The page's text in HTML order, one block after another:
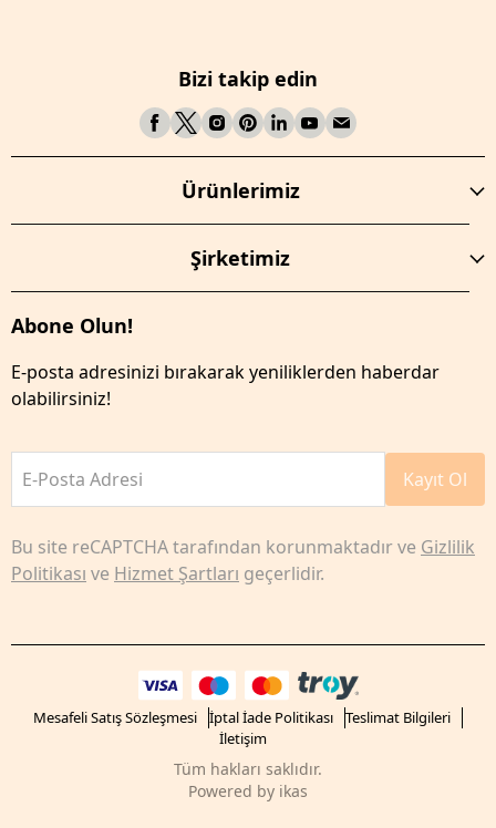
Bizi takip edin
Ürünlerimiz
Şirketimiz
Abone Olun!
E-posta adresinizi bırakarak yeniliklerden haberdar
olabilirsiniz!
E-Posta Adresi Kayıt Ol
Bu site reCAPTCHA tarafından korunmaktadır ve Gizlilik
Politikası ve Hizmet Şartları geçerlidir.
Mesafeli Satış Sözleşmesi İptal İade Politikası
Teslimat Bilgileri
İletişim
Tüm hakları saklıdır.
Powered by ikas